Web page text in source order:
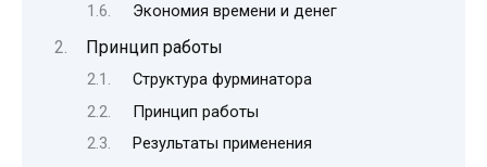
Экономия времени и денег
Принцип работы
Структура фурминатора
Принцип работы
Результаты применения